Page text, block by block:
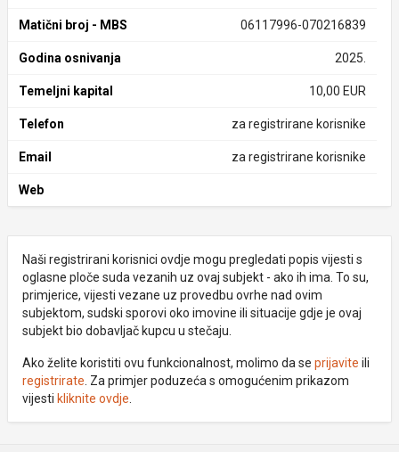
Matični broj - MBS 06117996-070216839
Godina osnivanja 2025.
Temeljni kapital 10,00 EUR
Telefon za registrirane korisnike
Email za registrirane korisnike
Web
Naši registrirani korisnici ovdje mogu pregledati popis vijesti s
oglasne ploče suda vezanih uz ovaj subjekt - ako ih ima. To su,
primjerice, vijesti vezane uz provedbu ovrhe nad ovim
subjektom, sudski sporovi oko imovine ili situacije gdje je ovaj
subjekt bio dobavljač kupcu u stečaju.
Ako želite koristiti ovu funkcionalnost, molimo da se prijavite ili
registrirate . Za primjer poduzeća s omogućenim prikazom
vijesti kliknite ovdje